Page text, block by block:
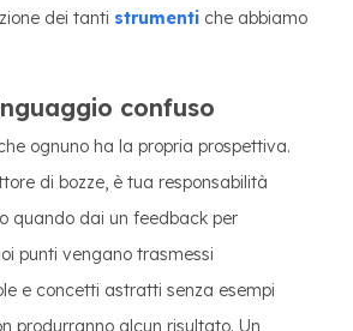
dei tanti strumenti che abbiamo
confuso
ognuno ha la propria prospettiva.
di bozze, è tua responsabilità
quando dai un feedback per
punti vengano trasmessi
e concetti astratti senza esempi
produrranno alcun risultato. Un